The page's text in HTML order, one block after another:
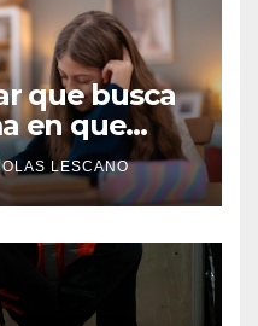
que busca
en que
hijos
LESCANO